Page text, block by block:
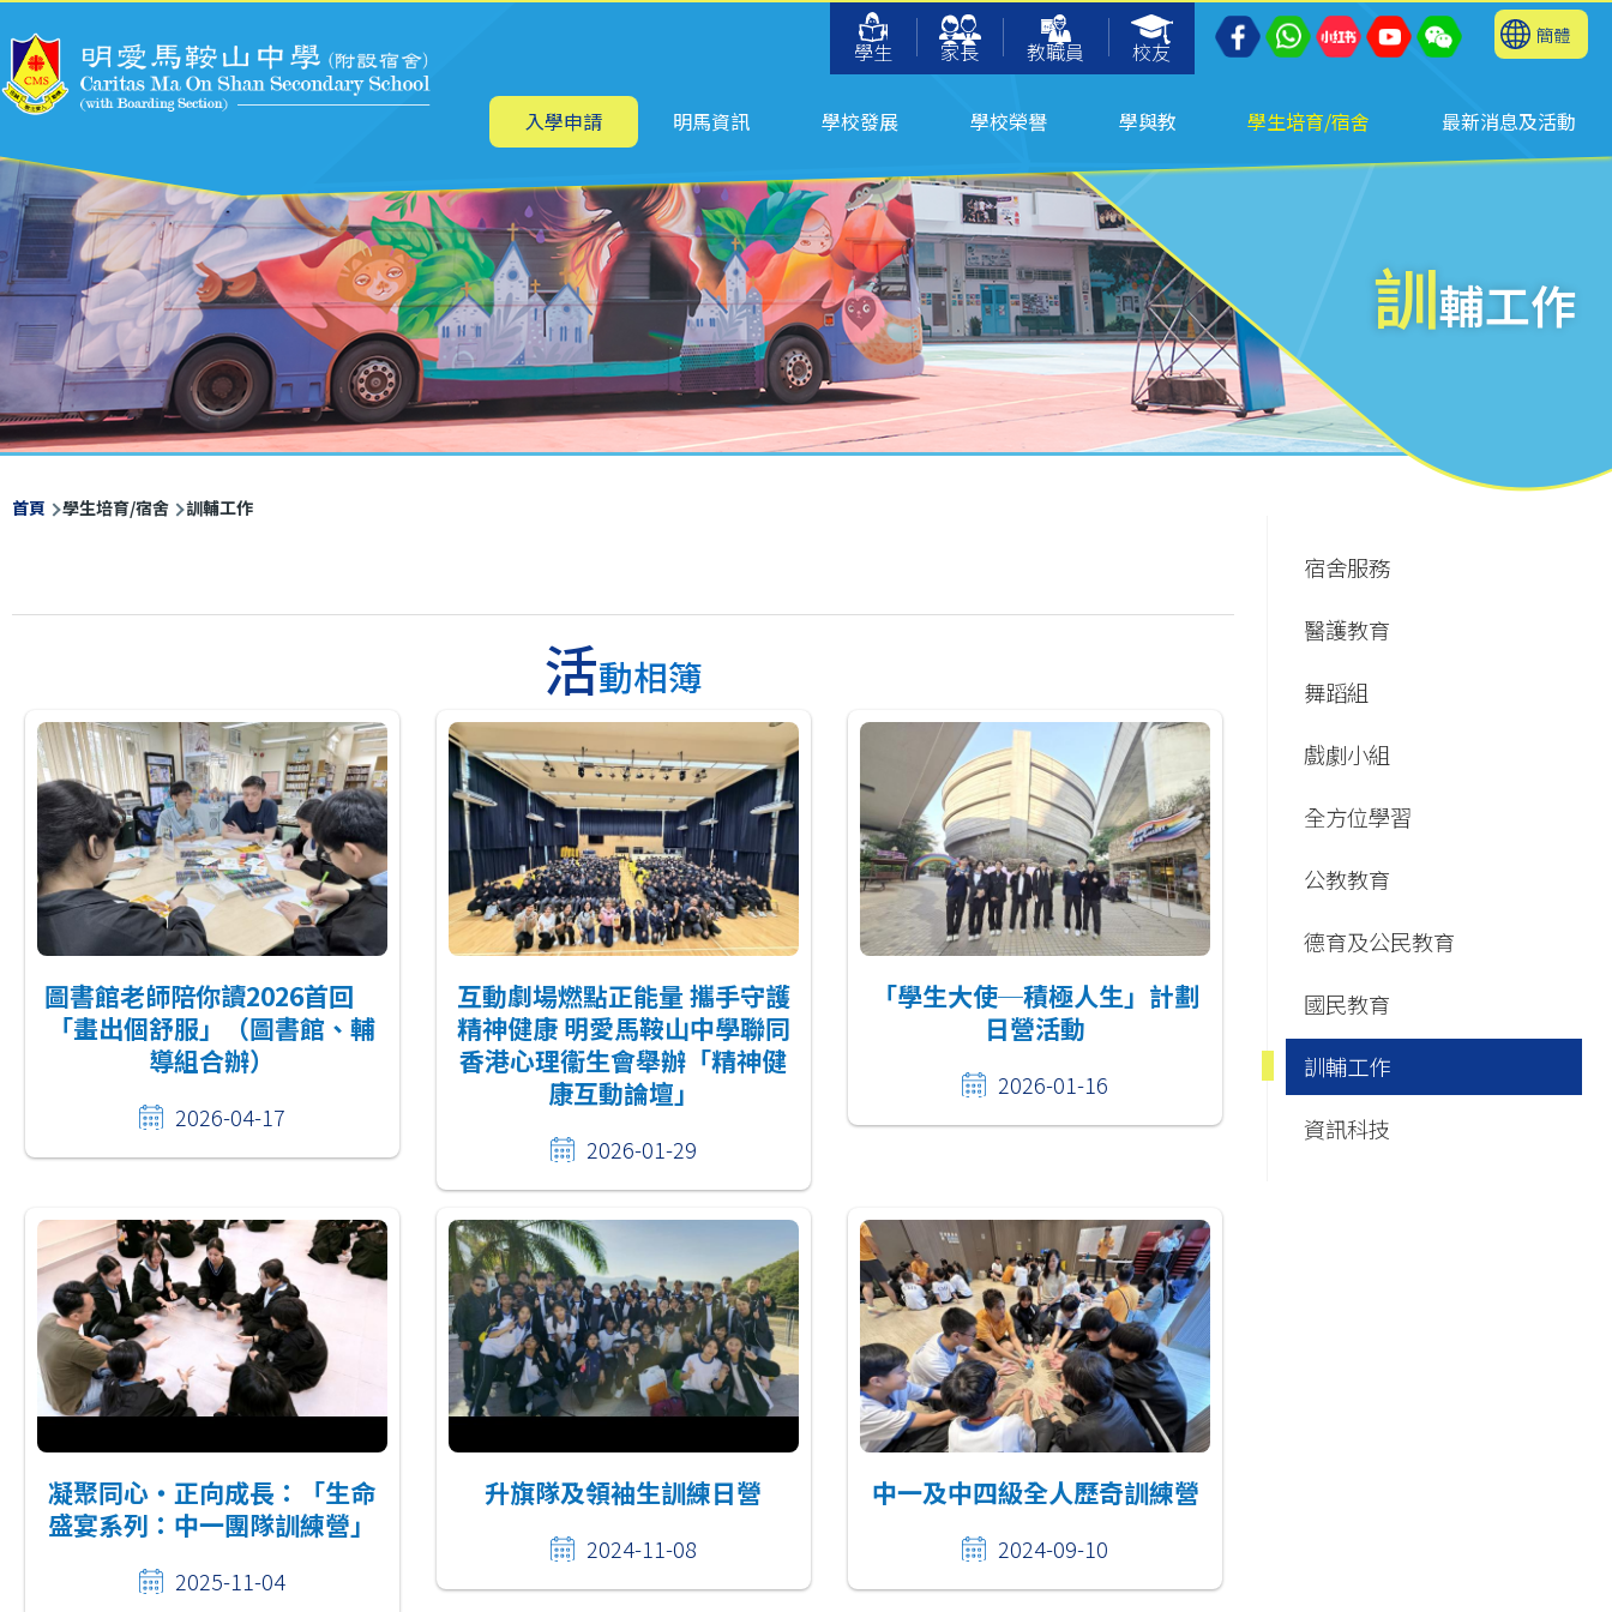
學生
家長 教職員 校友
簡體
主
航 入學申請 明馬資訊 學校發展 學校榮譽 學與教 學生培育/宿舍 最新消息及活動
訓輔工作
導
結
首頁 學生培育/宿舍 訓輔工作
活動相簿
圖書館老師陪你讀2026首回
「畫出個舒服」（圖書館、輔
導組合辦）
2026-04-17
互動劇場燃點正能量 攜手守護
精神健康 明愛馬鞍山中學聯同
香港心理衞生會舉辦「精神健
康互動論壇」
2026-01-29
「學生大使─積極人生」計劃
日營活動
2026-01-16
凝聚同心・正向成長：「生命
盛宴系列：中一團隊訓練營」
2025-11-04
升旗隊及領袖生訓練日營
2024-11-08
中一及中四級全人歷奇訓練營
2024-09-10
navigation
宿舍服務
醫護教育
舞蹈組
戲劇小組
全方位學習
公教教育
德育及公民教育
國民教育
訓輔工作
資訊科技